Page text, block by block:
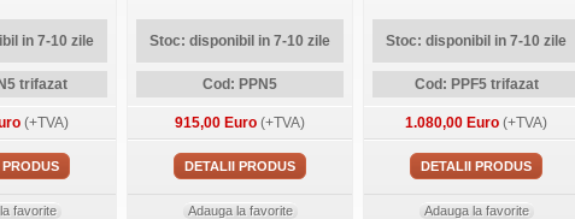
FIMAR
in 7-10 zile
trifazat
(+TVA)
favorite
cod PPN5, FIMAR
Stoc: disponibil in 7-10 zile
Cod: PPN5
915,00 Euro (+TVA)
DETALII PRODUS
Adauga la favorite
inclus, model PPF5, FIMAR
Stoc: disponibil in 7-10 zile
Cod: PPF5 trifazat
1.080,00 Euro (+TVA)
DETALII PRODUS
Adauga la favorite